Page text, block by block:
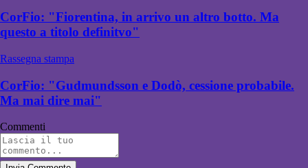
CorFio: "Fiorentina, in arrivo un altro botto. Ma
questo a titolo definitvo"
Rassegna stampa
CorFio: "Gudmundsson e Dodò, cessione probabile.
Ma mai dire mai"
Commenti